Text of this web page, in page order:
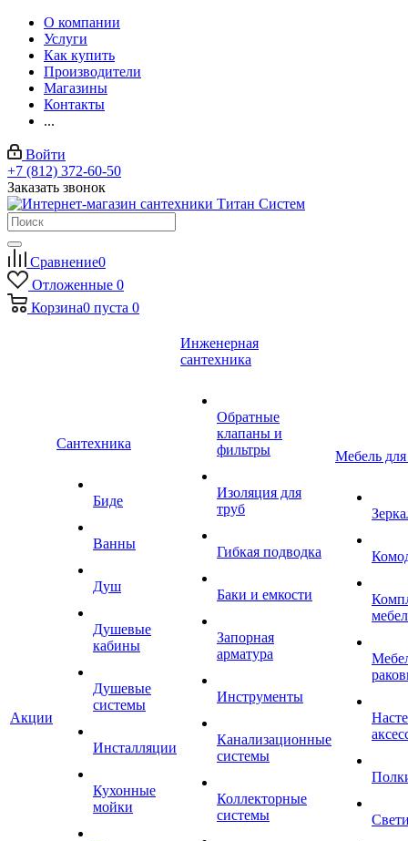
О компании
Услуги
Как купить
Производители
Магазины
Контакты
...
Войти
+7 (812) 372-60-50
Заказать звонок
Сравнение0
Отложенные 0
Корзина0 пуста 0
Акции
Сантехника
Биде
Ванны
Душ
Душевые
кабины
Душевые
системы
Инсталляции
Кухонные
мойки
Инженерная
сантехника
Обратные
клапаны и
фильтры
Изоляция для
труб
Гибкая подводка
Баки и емкости
Запорная
арматура
Инструменты
Канализационные
системы
Коллекторные
системы
Мебель